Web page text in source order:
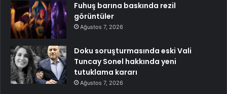
Fuhuş barına baskında rezil
görüntüler
Ağustos 7, 2026
Doku soruşturmasında eski Vali
Tuncay Sonel hakkında yeni
tutuklama kararı
Ağustos 7, 2026